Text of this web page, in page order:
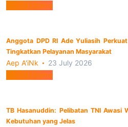
Berita Utama
Anggota DPD RI Ade Yuliasih
Tingkatkan Pelayanan Masyarakat
Aep A'iNk 23 July 2026
Berita Utama
TB Hasanuddin: Pelibatan TNI Awasi
Kebutuhan yang Jelas